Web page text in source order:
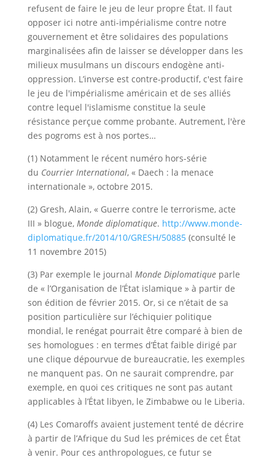
refusent de faire le jeu de leur propre État. Il faut
opposer ici notre anti-impérialisme contre notre
gouvernement et être solidaires des populations
marginalisées afin de laisser se développer dans les
milieux musulmans un discours endogène anti-
oppression. L’inverse est contre-productif, c'est faire
le jeu de l'impérialisme américain et de ses alliés
contre lequel l'islamisme constitue la seule
résistance perçue comme probante. Autrement, l'ère
des pogroms est à nos portes…
(1) Notamment le récent numéro hors-série
du Courrier International, « Daech : la menace
internationale », octobre 2015.
(2) Gresh, Alain, « Guerre contre le terrorisme, acte
III » blogue, Monde diplomatique. http://www.monde-
diplomatique.fr/2014/10/GRESH/50885(consulté le
11 novembre 2015)
(3) Par exemple le journal Monde Diplomatiqueparle
de « l’Organisation de l’État islamique » à partir de
son édition de février 2015. Or, si ce n’était de sa
position particulière sur l’échiquier politique
mondial, le renégat pourrait être comparé à bien de
ses homologues : en termes d’État faible dirigé par
une clique dépourvue de bureaucratie, les exemples
ne manquent pas. On ne saurait comprendre, par
exemple, en quoi ces critiques ne sont pas autant
applicables à l’État libyen, le Zimbabwe ou le Liberia.
(4) Les Comaroffs avaient justement tenté de décrire
à partir de l’Afrique du Sud les prémices de cet État
à venir. Pour ces anthropologues, ce futur se